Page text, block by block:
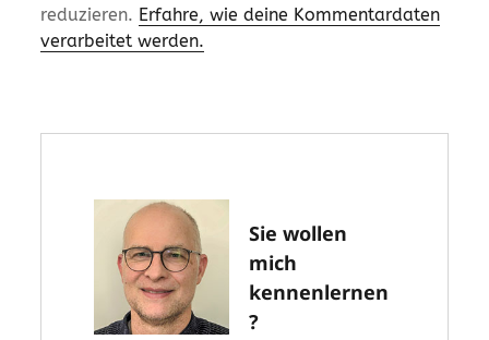
reduzieren. Erfahre, wie deine Kommentardaten
verarbeitet werden.
Sie wollen
mich
kennenlernen
?